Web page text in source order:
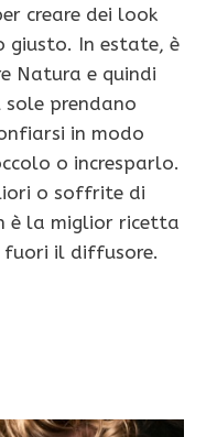
creare dei look
giusto. In estate, è
Natura e quindi
sole prendano
in modo
o incresparlo.
o soffrite di
è la miglior ricetta
il diffusore.